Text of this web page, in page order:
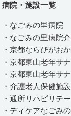
病院・施設一覧
・なごみの里病院
・なごみの里病院
・京都ならびがお
・京都東山老年サ
・京都東山老年サ
・介護老人保健施
・通所リハビリテ
・ディケアなごみ